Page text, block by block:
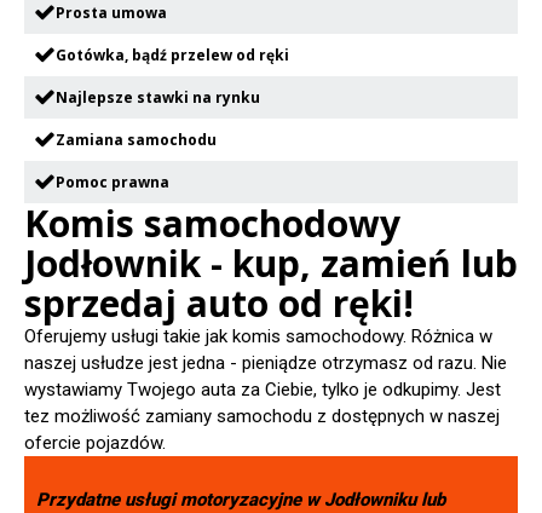
Prosta umowa
Gotówka, bądź przelew od ręki
Najlepsze stawki na rynku
Zamiana samochodu
Pomoc prawna
Komis samochodowy
Jodłownik - kup, zamień lub
sprzedaj auto od ręki!
Oferujemy usługi takie jak komis samochodowy. Różnica w
naszej usłudze jest jedna - pieniądze otrzymasz od razu. Nie
wystawiamy Twojego auta za Ciebie, tylko je odkupimy. Jest
tez możliwość zamiany samochodu z dostępnych w naszej
ofercie pojazdów.
Przydatne usługi motoryzacyjne wJodłownikulub